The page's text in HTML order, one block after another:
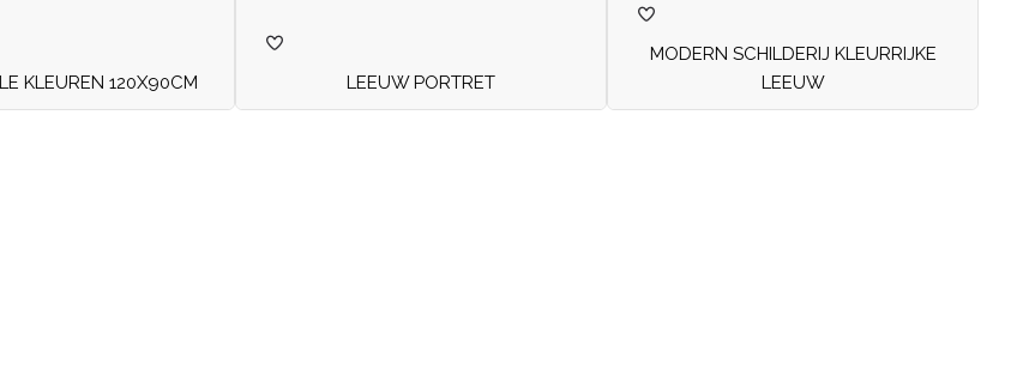
KLEUREN 120X90CM LEEUW PORTRET
MODERN SCHILDERIJ KLEURRIJKE
LEEUW